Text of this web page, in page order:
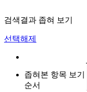
검색결과 좁혀 보기
선택해제
좁혀본 항목 보기
순서